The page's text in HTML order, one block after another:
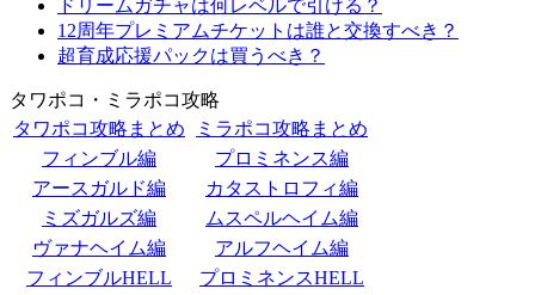
ドリームガチャは何レベルで引ける？
12周年プレミアムチケットは誰と交換すべき？
超育成応援パックは買うべき？
タワポコ・ミラポコ攻略
タワポコ攻略まとめ
ミラポコ攻略まとめ
フィンブル編
プロミネンス編
アースガルド編
カタストロフィ編
ミズガルズ編
ムスペルヘイム編
ヴァナヘイム編
アルフヘイム編
フィンブルHELL
プロミネンスHELL